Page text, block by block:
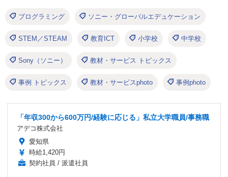
プログラミング ソニー・グローバルエデュケーション
STEM／STEAM 教育ICT 小学校 中学校
Sony（ソニー） 教材・サービス トピックス
事例 トピックス 教材・サービスphoto 事例photo
「年収300から600万円/経験に応じる」私立大学職員/事務職
アデコ株式会社
愛知県
時給1,420円
契約社員 / 派遣社員